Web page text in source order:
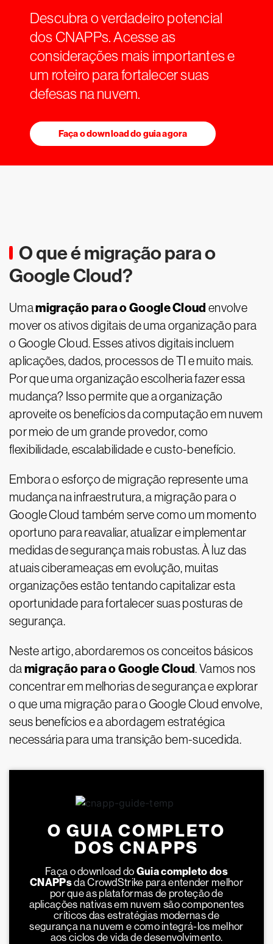
Descubra o verdadeiro potencial
dos CNAPPs. Acesse as
considerações mais importantes e
um roteiro para fortalecer suas
defesas na nuvem.
Faça o download do guia agora
O que é migração para o
Google Cloud?
Umamigração para o Google Cloud envolve
mover os ativos digitais de uma organização para
o Google Cloud. Esses ativos digitais incluem
aplicações, dados, processos de TI e muito mais.
Por que uma organização escolheria fazer essa
mudança? Isso permite que a organização
aproveite os benefícios da computação em nuvem
por meio de um grande provedor, como
flexibilidade, escalabilidade e custo-benefício.
Embora o esforço de migração represente uma
mudança na infraestrutura, a migração para o
Google Cloud também serve como um momento
oportuno para reavaliar, atualizar e implementar
medidas de segurança mais robustas. À luz das
atuais ciberameaças em evolução, muitas
organizações estão tentando capitalizar esta
oportunidade para fortalecer suas posturas de
segurança.
Neste artigo, abordaremos os conceitos básicos
da migração para o Google Cloud. Vamos nos
concentrar em melhorias de segurança e explorar
o que uma migração para o Google Cloud envolve,
seus benefícios e a abordagem estratégica
necessária para uma transição bem-sucedida.
O GUIA COMPLETO
DOS CNAPPS
Faça o download do Guia completo dos
CNAPPsda CrowdStrike para entender melhor
por que as plataformas de proteção de
aplicações nativas em nuvem são componentes
críticos das estratégias modernas de
segurança na nuvem e como integrá-los melhor
aos ciclos de vida de desenvolvimento.